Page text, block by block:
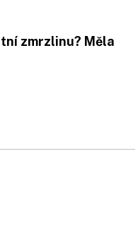
zmrzlinu? Měla